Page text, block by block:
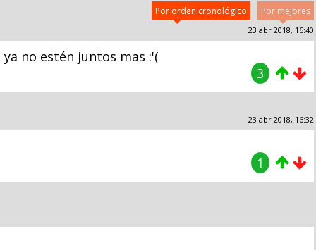
Por mejores
Por orden cronológico
23 abr 2018, 16:40
no estén juntos mas :'(
3
23 abr 2018, 16:32
1